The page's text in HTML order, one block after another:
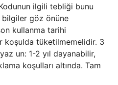
ilgili tebliği bunu
bilgiler göz önüne
kullanma tarihi
koşulda tüketilmemelidir. 3
un: 1-2 yıl dayanabilir,
koşulları altında. Tam